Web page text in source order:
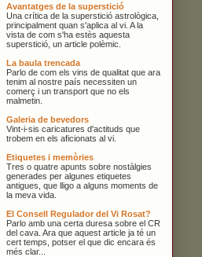
Avantatges de la superstició
Una crítica de la superstició astrològica,
principalment quan s'aplica al vi. A la
vista de com s'ha estès aquesta
superstició, un article polèmic.
La baula trencada
Parlo de com els vins de qualitat que ara
tenim al nostre país necessiten un
comerç i un transport que no els
malmetin.
Galeria de bevedors
Vint-i-sis caricatures d'actituds que
trobem en els aficionats al vi.
Etiquetes i memòries
Tres o quatre apunts sobre nostàlgies
generades per algunes etiquetes
antigues, que lligo a alguns moments de
la meva vida.
El Consell Regulador del Vi Rosat?
Parlo amb una certa duresa sobre el CR
del cava. Ara que aquest article ja té un
cert temps, potser el que dic encara és
més clar...